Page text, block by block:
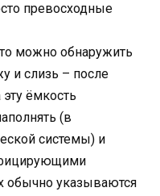
превосходные
можно обнаружить
и слизь – после
ёмкость
(в
системы) и
обычно указываются